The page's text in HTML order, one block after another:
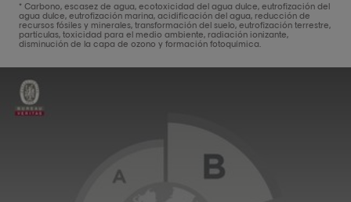
* Carbono, escasez de agua, ecotoxicidad del agua dulce, eutrofización del
agua dulce, eutrofización marina, acidificación del agua, reducción de
recursos fósiles y minerales, transformación del suelo, eutrofización terrestre,
partículas, toxicidad para el medio ambiente, radiación ionizante,
disminución de la capa de ozono y formación fotoquímica.